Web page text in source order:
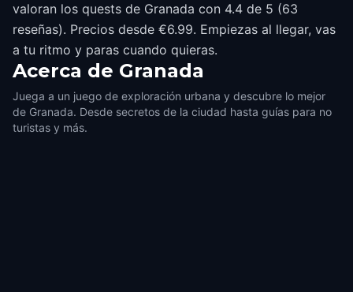
valoran los quests de Granada con 4.4 de 5 (63
reseñas). Precios desde €6.99. Empiezas al llegar, vas
a tu ritmo y paras cuando quieras.
Acerca de Granada
Juega a un juego de exploración urbana y descubre lo mejor
de Granada. Desde secretos de la ciudad hasta guías para no
turistas y más.